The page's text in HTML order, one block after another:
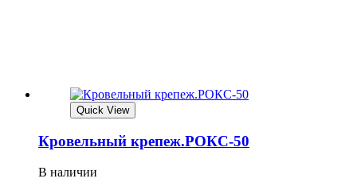
Quick View
Кровельный крепеж.РОКС-50
В наличии